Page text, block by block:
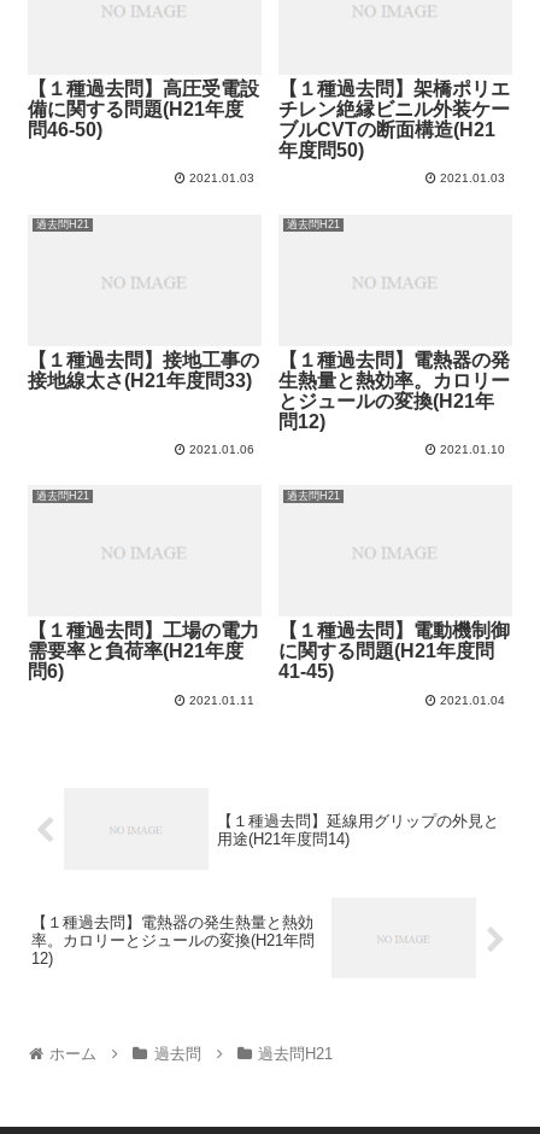
【１種過去問】高圧受電設
備に関する問題(H21年度
問46-50)
2021.01.03
【１種過去問】架橋ポリエ
チレン絶縁ビニル外装ケー
ブルCVTの断面構造(H21
年度問50)
2021.01.03
過去問H21
【１種過去問】接地工事の
接地線太さ(H21年度問33)
2021.01.06
過去問H21
【１種過去問】電熱器の発
生熱量と熱効率。カロリー
とジュールの変換(H21年
問12)
2021.01.10
過去問H21
【１種過去問】工場の電力
需要率と負荷率(H21年度
問6)
2021.01.11
過去問H21
【１種過去問】電動機制御
に関する問題(H21年度問
41-45)
2021.01.04
【１種過去問】延線用グリップの外見と
用途(H21年度問14)
【１種過去問】電熱器の発生熱量と熱効
率。カロリーとジュールの変換(H21年問
12)
ホーム 過去問 過去問H21